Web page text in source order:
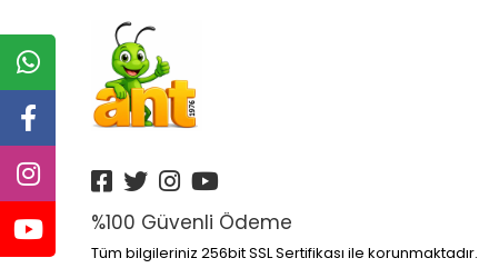
%100 Güvenli Ödeme
Tüm bilgileriniz 256bit SSL Sertifikası ile korunmaktadır.